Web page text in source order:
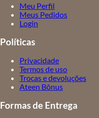
Meu Perfil
Meus Pedidos
Login
Políticas
Privacidade
Termos de uso
Trocas e devoluções
Ateen Bônus
Formas de Entrega